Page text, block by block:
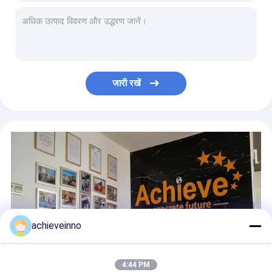
400493 Putzmeister कंक्रीट पंप पार्ट्स 274877001 254424005 स्विंग लीवर
कंक्रीट पंप के लिए ऊपरी सील आवास आवास परख ऊपरी आवास
401783 ज़ूमलियन कंक्रीट पंप पार्ट्स कॉलर डिस्क एस वाल्व अपर हाउसिंग 274893001
Putzmeister कंक्रीट पंप ऊपरी आवास बाहरी आवास स्पेयर पार्ट्स सील किट पूरी तरह से
पीएम सैनी कंक्रीट पंप पार्ट्स बिग वियर स्लीव 228383004 क्रोम वियर स्लीव
जारी रखें
achieveinno
4:44 PM